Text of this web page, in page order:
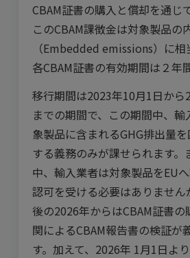
CBAM証書の購入と償却を通じ
このCBAM課徴金は対象製品の
（Embedded emissions）に相
各CBAM証書の有効期間は２年
移行期間は2023年10月1日から
までの期間で、この期間中、輸
象製品に含まれるGHG排出量
する義務のみが課せられます。
中、輸入業者は対象製品をEU
認可を受ける必要はありませ
後の2026年からはCBAM証書
関によるCBAM報告書の検証が
す。加えて、2026年 1月1日よ